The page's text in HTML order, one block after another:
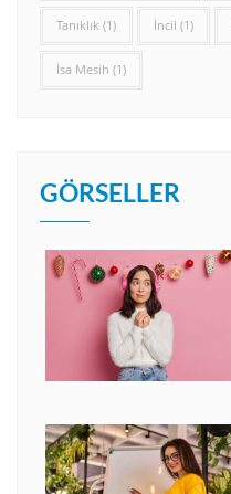
Tanıklık (1) İncil (1)
İsa Mesih (1)
GÖRSELLER